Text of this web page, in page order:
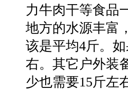
力牛肉干等食品
地方的水源丰富
该是平均4斤。
右。其它户外装
少也需要15斤左